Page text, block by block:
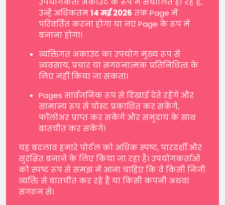
उन्हें अधिकतम14 मई 2026 तक Page में
परिवर्तित करना होगा या नए Page के रूप में
बनाना होगा।
व्यक्तिगत अकाउंट का उपयोग मुख्य रूप से
व्यवसाय, प्रचार या संगठनात्मक प्रतिनिधित्व के
लिए नहीं किया जा सकता।
Pages सार्वजनिक रूप से दिखाई देते रहेंगे और
सामान्य रूप से पोस्ट प्रकाशित कर सकेंगे,
फॉलोअर प्राप्त कर सकेंगे और समुदाय के साथ
बातचीत कर सकेंगे।
यह बदलाव हमारे पोर्टल को अधिक स्पष्ट, पारदर्शी और
सुरक्षित बनाने के लिए किया जा रहा है। उपयोगकर्ताओं
को स्पष्ट रूप से समझ में आना चाहिए कि वे किसी निजी
व्यक्ति से बातचीत कर रहे हैं या किसी कंपनी अथवा
संगठन से।